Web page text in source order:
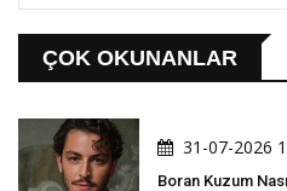
ÇOK OKUNANLAR
31-07-2026
Boran Kuzum